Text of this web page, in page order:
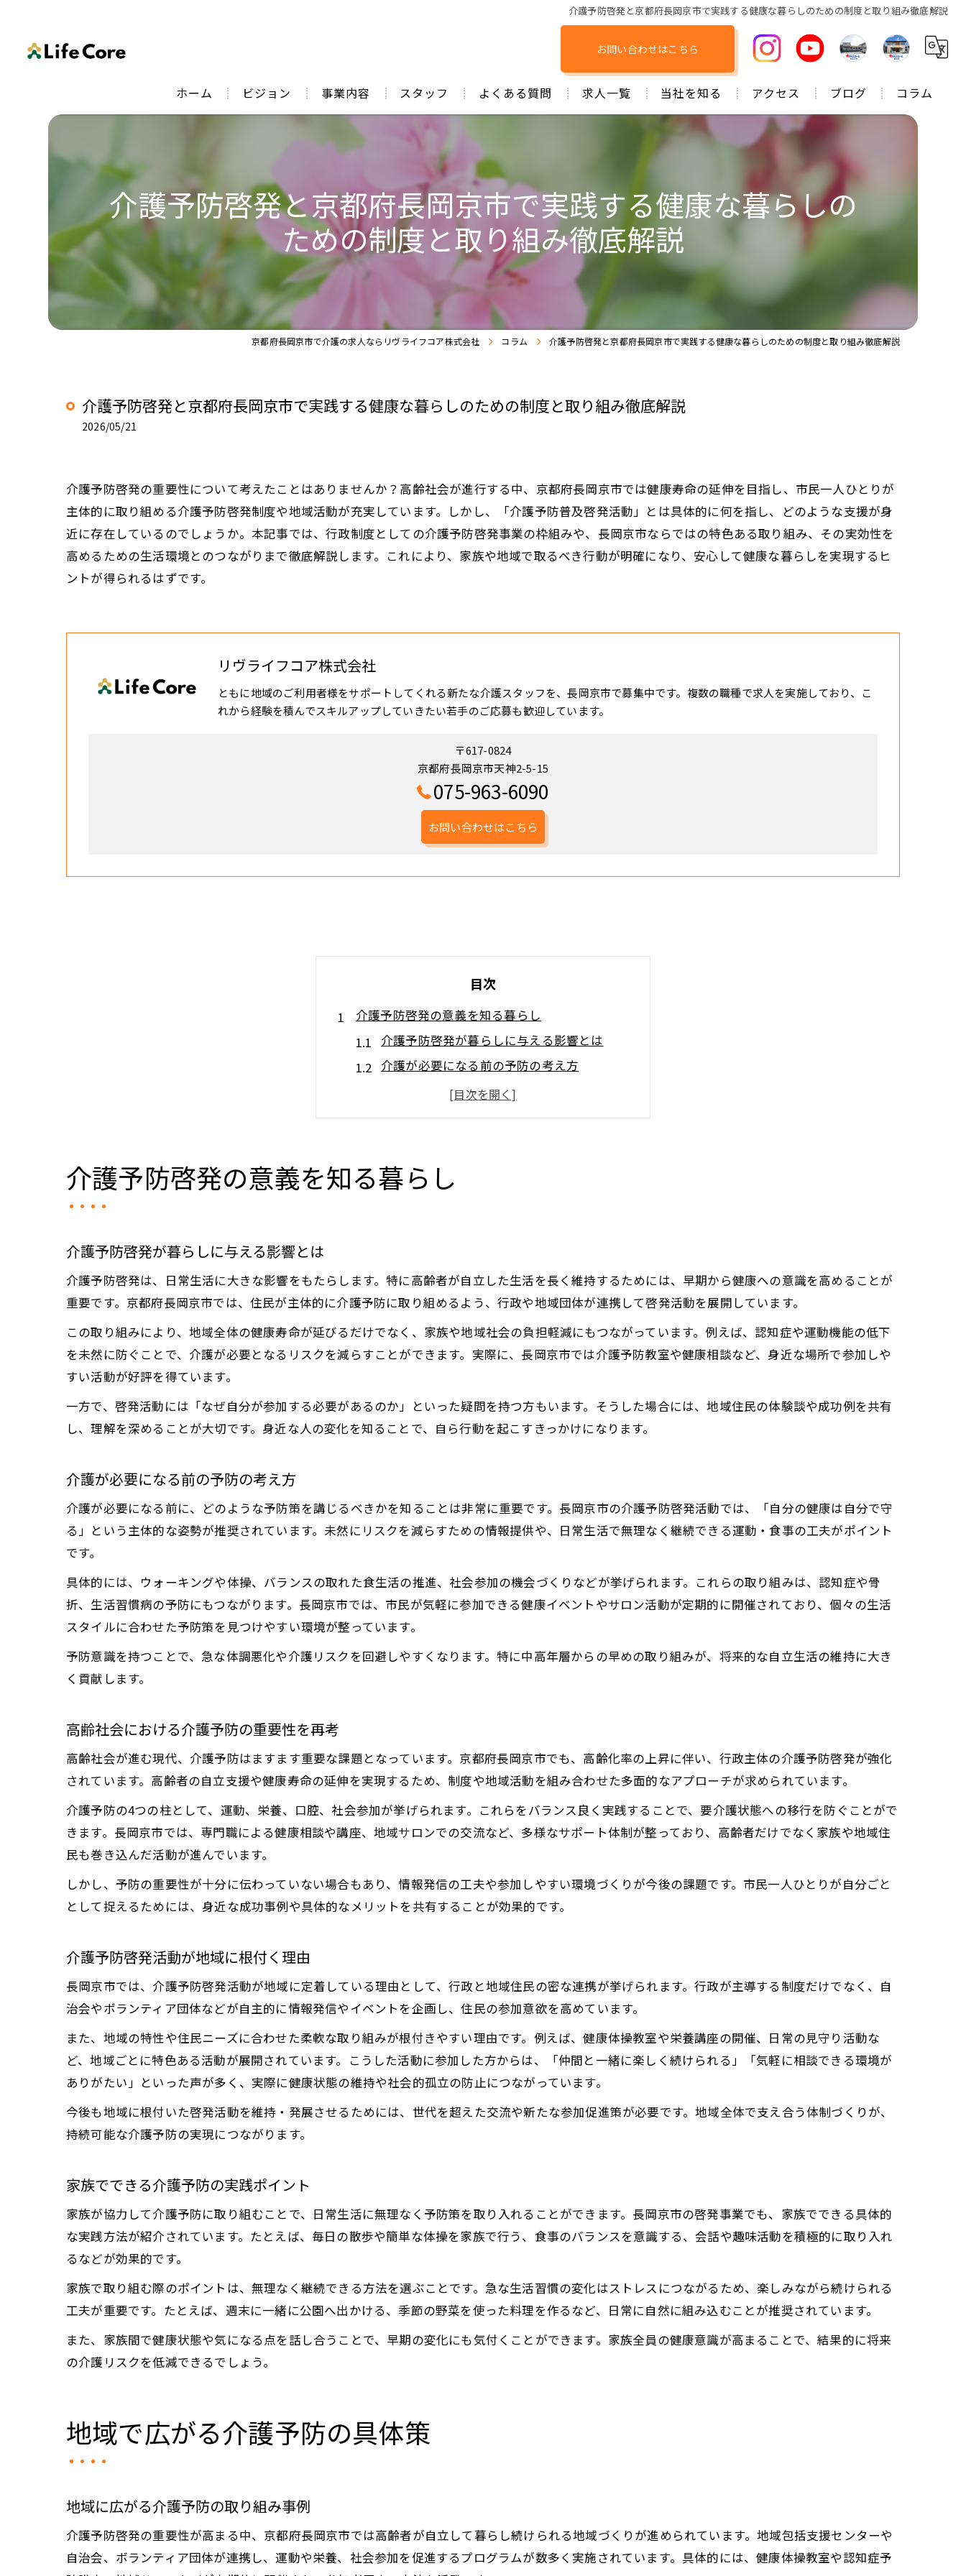
介護予防啓発と京都府長岡京市で実践する健康な暮らしのための制度と取り組み徹底解説
お問い合わせはこちら
ホーム ビジョン 事業内容 スタッフ よくある質問 求人一覧 当社を知る
機能訓練指導員
ケアマネジャー
介護職員
柔道整復師
アクセス
リヴライフコア株式会社
きたえる～む長岡天神
きたえる～む長法寺
小規模多機能型居宅介護事業所 らしく
ブログ コラム
介護予防啓発と京都府長岡京市で実践する健康な暮らしの
ための制度と取り組み徹底解説
京都府長岡京市で介護の求人ならリヴライフコア株式会社 コラム 介護予防啓発と京都府長岡京市で実践する健康な暮らしのための制度と取り組み徹底解説
介護予防啓発と京都府長岡京市で実践する健康な暮らしのための制度と取り組み徹底解説
2026/05/21
介護予防啓発の重要性について考えたことはありませんか？高齢社会が進行する中、京都府長岡京市では健康寿命の延伸を目指し、市民一人ひとりが
主体的に取り組める介護予防啓発制度や地域活動が充実しています。しかし、「介護予防普及啓発活動」とは具体的に何を指し、どのような支援が身
近に存在しているのでしょうか。本記事では、行政制度としての介護予防啓発事業の枠組みや、長岡京市ならではの特色ある取り組み、その実効性を
高めるための生活環境とのつながりまで徹底解説します。これにより、家族や地域で取るべき行動が明確になり、安心して健康な暮らしを実現するヒ
ントが得られるはずです。
リヴライフコア株式会社
ともに地域のご利用者様をサポートしてくれる新たな介護スタッフを、長岡京市で募集中です。複数の職種で求人を実施しており、こ
れから経験を積んでスキルアップしていきたい若手のご応募も歓迎しています。
〒617-0824
京都府長岡京市天神2-5-15
075-963-6090
お問い合わせはこちら
目次
介護予防啓発の意義を知る暮らし
介護予防啓発が暮らしに与える影響とは
介護が必要になる前の予防の考え方
高齢社会における介護予防の重要性を再考
介護予防啓発活動が地域に根付く理由
地域で広がる介護予防の具体策
地域に広がる介護予防の取り組み事例
地域全体で進める介護予防の連携体制
介護予防活動が健康維持に役立つ理由
栄養改善と介護予防の意外な関係性
自然と都市機能が調和する介護予防の強み
住みやすい環境が介護予防に与える影響
実践しやすい介護予防の4本柱とは
家族と歩む日常に介護予防を生かす
日常生活の中で介護予防を続けるコツ
介護予防の知識を家庭で生かすアイデア
介護予防啓発の意義を知る暮らし
介護予防啓発が暮らしに与える影響とは
介護予防啓発は、日常生活に大きな影響をもたらします。特に高齢者が自立した生活を長く維持するためには、早期から健康への意識を高めることが
重要です。京都府長岡京市では、住民が主体的に介護予防に取り組めるよう、行政や地域団体が連携して啓発活動を展開しています。
この取り組みにより、地域全体の健康寿命が延びるだけでなく、家族や地域社会の負担軽減にもつながっています。例えば、認知症や運動機能の低下
を未然に防ぐことで、介護が必要となるリスクを減らすことができます。実際に、長岡京市では介護予防教室や健康相談など、身近な場所で参加しや
すい活動が好評を得ています。
一方で、啓発活動には「なぜ自分が参加する必要があるのか」といった疑問を持つ方もいます。そうした場合には、地域住民の体験談や成功例を共有
し、理解を深めることが大切です。身近な人の変化を知ることで、自ら行動を起こすきっかけになります。
介護が必要になる前の予防の考え方
介護が必要になる前に、どのような予防策を講じるべきかを知ることは非常に重要です。長岡京市の介護予防啓発活動では、「自分の健康は自分で守
る」という主体的な姿勢が推奨されています。未然にリスクを減らすための情報提供や、日常生活で無理なく継続できる運動・食事の工夫がポイント
です。
具体的には、ウォーキングや体操、バランスの取れた食生活の推進、社会参加の機会づくりなどが挙げられます。これらの取り組みは、認知症や骨
折、生活習慣病の予防にもつながります。長岡京市では、市民が気軽に参加できる健康イベントやサロン活動が定期的に開催されており、個々の生活
スタイルに合わせた予防策を見つけやすい環境が整っています。
予防意識を持つことで、急な体調悪化や介護リスクを回避しやすくなります。特に中高年層からの早めの取り組みが、将来的な自立生活の維持に大き
く貢献します。
高齢社会における介護予防の重要性を再考
高齢社会が進む現代、介護予防はますます重要な課題となっています。京都府長岡京市でも、高齢化率の上昇に伴い、行政主体の介護予防啓発が強化
されています。高齢者の自立支援や健康寿命の延伸を実現するため、制度や地域活動を組み合わせた多面的なアプローチが求められています。
介護予防の4つの柱として、運動、栄養、口腔、社会参加が挙げられます。これらをバランス良く実践することで、要介護状態への移行を防ぐことがで
きます。長岡京市では、専門職による健康相談や講座、地域サロンでの交流など、多様なサポート体制が整っており、高齢者だけでなく家族や地域住
民も巻き込んだ活動が進んでいます。
しかし、予防の重要性が十分に伝わっていない場合もあり、情報発信の工夫や参加しやすい環境づくりが今後の課題です。市民一人ひとりが自分ごと
として捉えるためには、身近な成功事例や具体的なメリットを共有することが効果的です。
介護予防啓発活動が地域に根付く理由
長岡京市では、介護予防啓発活動が地域に定着している理由として、行政と地域住民の密な連携が挙げられます。行政が主導する制度だけでなく、自
治会やボランティア団体などが自主的に情報発信やイベントを企画し、住民の参加意欲を高めています。
また、地域の特性や住民ニーズに合わせた柔軟な取り組みが根付きやすい理由です。例えば、健康体操教室や栄養講座の開催、日常の見守り活動な
ど、地域ごとに特色ある活動が展開されています。こうした活動に参加した方からは、「仲間と一緒に楽しく続けられる」「気軽に相談できる環境が
ありがたい」といった声が多く、実際に健康状態の維持や社会的孤立の防止につながっています。
今後も地域に根付いた啓発活動を維持・発展させるためには、世代を超えた交流や新たな参加促進策が必要です。地域全体で支え合う体制づくりが、
持続可能な介護予防の実現につながります。
家族でできる介護予防の実践ポイント
家族が協力して介護予防に取り組むことで、日常生活に無理なく予防策を取り入れることができます。長岡京市の啓発事業でも、家族でできる具体的
な実践方法が紹介されています。たとえば、毎日の散歩や簡単な体操を家族で行う、食事のバランスを意識する、会話や趣味活動を積極的に取り入れ
るなどが効果的です。
家族で取り組む際のポイントは、無理なく継続できる方法を選ぶことです。急な生活習慣の変化はストレスにつながるため、楽しみながら続けられる
工夫が重要です。たとえば、週末に一緒に公園へ出かける、季節の野菜を使った料理を作るなど、日常に自然に組み込むことが推奨されています。
また、家族間で健康状態や気になる点を話し合うことで、早期の変化にも気付くことができます。家族全員の健康意識が高まることで、結果的に将来
の介護リスクを低減できるでしょう。
地域で広がる介護予防の具体策
地域に広がる介護予防の取り組み事例
介護予防啓発の重要性が高まる中、京都府長岡京市では高齢者が自立して暮らし続けられる地域づくりが進められています。地域包括支援センターや
自治会、ボランティア団体が連携し、運動や栄養、社会参加を促進するプログラムが数多く実施されています。具体的には、健康体操教室や認知症予
お問い合わせはこちら
お問い合わせはこちら